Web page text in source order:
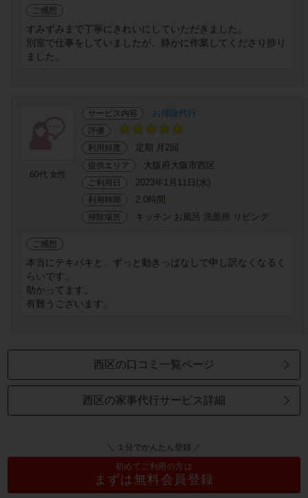
ご感想
すみずみまで丁寧にきれいにしていただきました。
別室で仕事をしていましたが、静かに作業してくださり捗り
ました。
60代 女性
サービス内容 お掃除代行
評価
利用頻度
定期 月2回
提供エリア 大阪府大阪市西区
ご利用日 2023年1月11日(水)
利用時間 2.0時間
掃除場所 キッチン お風呂 洗面所 リビング
ご感想
本当にテキパキと、ずっと動きっぱなしで申し訳なくなるく
らいです。
助かってます。
有難うございます。
西区の口コミ一覧ページ
西区の家事代行サービス詳細
＼ １分でかんたん登録 ／
初めてご利用の方は
まずは無料会員登録